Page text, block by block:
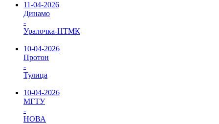
11-04-2026
Динамо
-
Уралочка-НТМК
10-04-2026
Протон
-
Тулица
10-04-2026
МГТУ
-
НОВА